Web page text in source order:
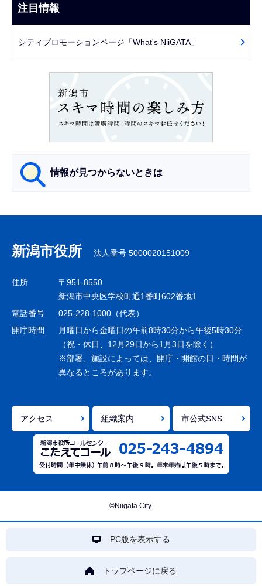
ま
で
ビ
ー
注目情報
シティプロモーションページ「What's NiiGATA」
情報が見つからないときは
ナ
ビ
ゲ
シ
ョ
で
新潟市役所 法人番号 5000020151009
住所
〒951-8550
新潟市中央区学校町通1番町602番地1
電話番号
025-228-1000（代表）
開庁時間
月曜日から金曜日の午前8時30分から午後5時30分
（祝・休日、12月29日から1月3日を除く）
※部署、施設によっては、開庁・開館の日・時間が
異なるところがあります。
アクセス 組織案内 市公式SNS
©Niigata City.
PC版を表示する
トップページに戻る